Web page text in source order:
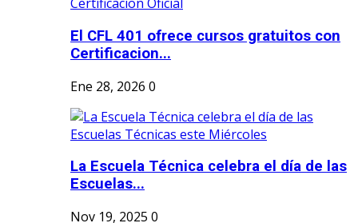
El CFL 401 ofrece cursos gratuitos con
Certificacion...
Ene 28, 2026 0
La Escuela Técnica celebra el día de las
Escuelas...
Nov 19, 2025 0